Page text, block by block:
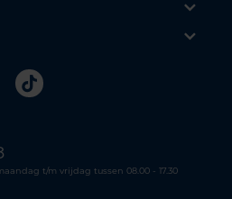
Tiktok
t/m vrijdag tussen 08.00 - 17.30